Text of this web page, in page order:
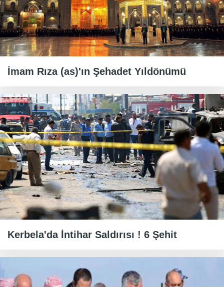
İmam Rıza (as)'ın Şehadet Yıldönümü
Kerbela'da İntihar Saldırısı ! 6 Şehit